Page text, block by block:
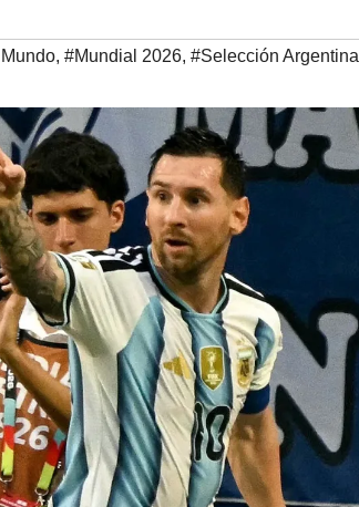
, #Mundial 2026, #Selección Argentina